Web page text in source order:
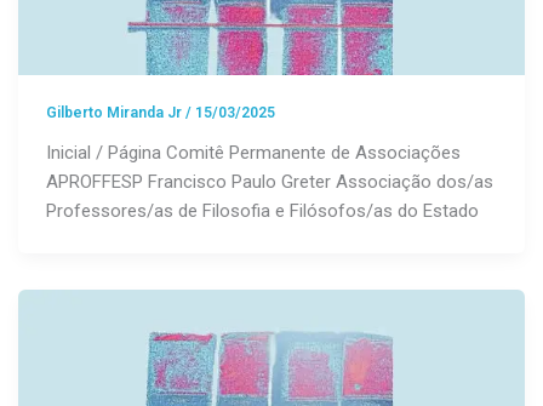
Gilberto Miranda Jr / 15/03/2025
Inicial / Página Comitê Permanente de Associações
APROFFESP Francisco Paulo Greter Associação dos/as
Professores/as de Filosofia e Filósofos/as do Estado